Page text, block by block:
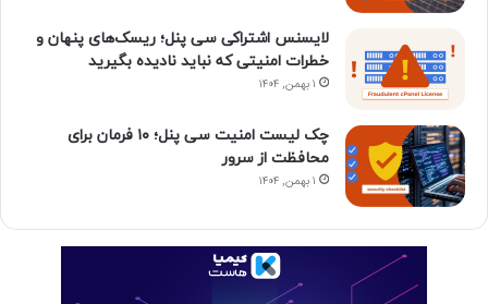
لایسنس اشتراکی سی پنل؛ ریسک‌های پنهان و
خطرات امنیتی که نباید نادیده بگیرید
۱ بهمن, ۱۴۰۴
چک لیست امنیت سی پنل؛ ۱۰ فرمان برای
محافظت از سرور
۱ بهمن, ۱۴۰۴